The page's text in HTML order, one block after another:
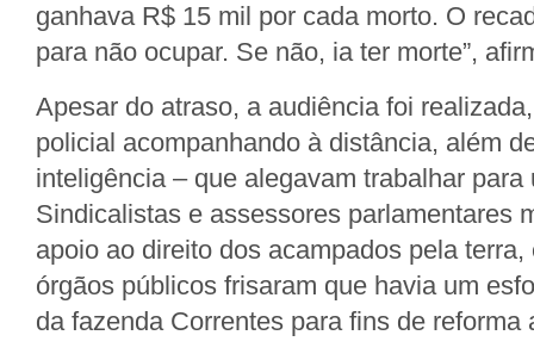
ganhava R$ 15 mil por cada morto. O
para não ocupar. Se não, ia ter morte”,
Apesar do atraso, a audiência foi
policial acompanhando à distância, além
inteligência – que alegavam trabalhar para
Sindicalistas e assessores parlamentares
apoio ao direito dos acampados pela
órgãos públicos frisaram que havia um
da fazenda Correntes para fins de reforma